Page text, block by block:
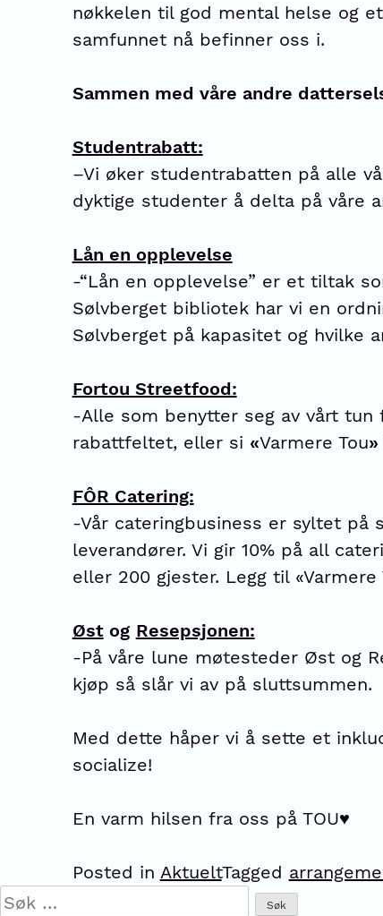
nøkkelen til god mental helse og
samfunnet nå befinner oss i.
Sammen med våre andre
Studentrabatt:
–Vi øker studentrabatten på alle
dyktige studenter å delta på våre
Lån en opplevelse
-“Lån en opplevelse” er et tiltak
Sølvberget bibliotek har vi en
Sølvberget på kapasitet og hvilke
Fortou Streetfood:
-Alle som benytter seg av vårt
rabattfeltet, eller si «Varmere Tou»
FÔR Catering:
-Vår cateringbusiness er syltet på
leverandører. Vi gir 10% på all
eller 200 gjester. Legg til «Varmere
Østog Resepsjonen:
-På våre lune møtesteder Øst og
kjøp så slår vi av på sluttsummen.
Med dette håper vi å sette et
socialize!
En varm hilsen fra oss på TOU♥️
Posted in AktueltTagged